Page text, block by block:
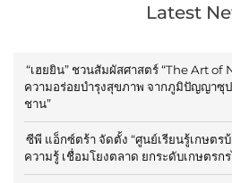
Latest
“เฮยยิน” ชวนสัมผัสศาสตร์ “The Art of
ความอร่อยบำรุงสุขภาพ จากภูมิปัญญาซุ
ชาน”
ซีพี แอ็กซ์ตร้า จัดตั้ง “ศูนย์เรียนรู้เกษตร
ความรู้ เชื่อมโยงตลาด ยกระดับเกษตรก